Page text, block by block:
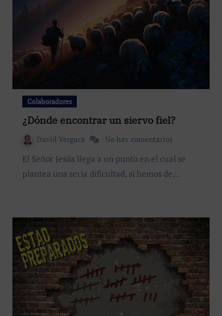
Colaboradores
¿Dónde encontrar un siervo fiel?
David Vergara No hay comentarios
El Señor Jesús llega a un punto en el cual se
plantea una seria dificultad, si hemos de…